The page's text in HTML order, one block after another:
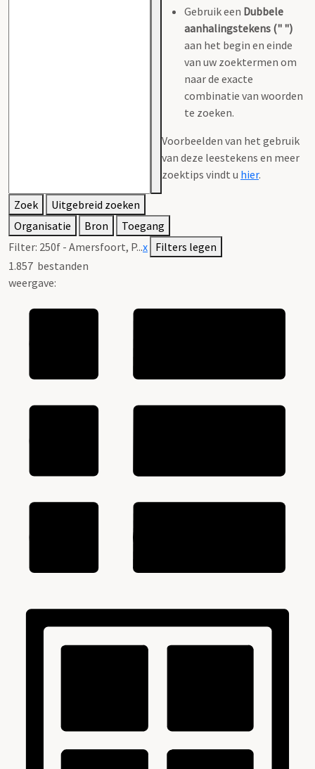
Gebruik een Dubbele
aanhalingstekens (" ")
aan het begin en einde
van uw zoektermen om
naar de exacte
combinatie van woorden
te zoeken.
Voorbeelden van het gebruik
van deze leestekens en meer
zoektips vindt u hier.
Zoek
Uitgebreid zoeken
Organisatie
Bron
Toegang
Filter: 250f - Amersfoort, P...x Filters legen
1.857 bestanden
weergave: